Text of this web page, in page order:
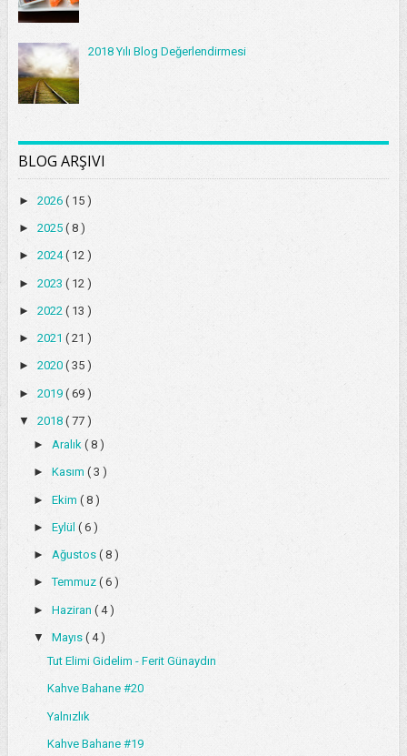
2018 Yılı Blog Değerlendirmesi
BLOG ARŞIVI
► 2026 ( 15 )
► 2025 ( 8 )
► 2024( 12 )
► 2023 ( 12 )
► 2022 ( 13 )
► 2021 ( 21 )
► 2020 ( 35 )
► 2019 ( 69 )
▼ 2018 ( 77 )
► Aralık ( 8 )
► Kasım ( 3 )
► Ekim ( 8 )
► Eylül ( 6 )
► Ağustos ( 8 )
►Temmuz ( 6 )
► Haziran ( 4 )
▼ Mayıs ( 4 )
Tut Elimi Gidelim - Ferit Günaydın
Kahve Bahane #20
Yalnızlık
Kahve Bahane #19